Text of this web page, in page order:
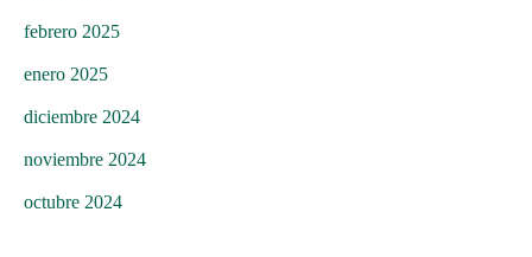
febrero 2025
enero 2025
diciembre 2024
noviembre 2024
octubre 2024